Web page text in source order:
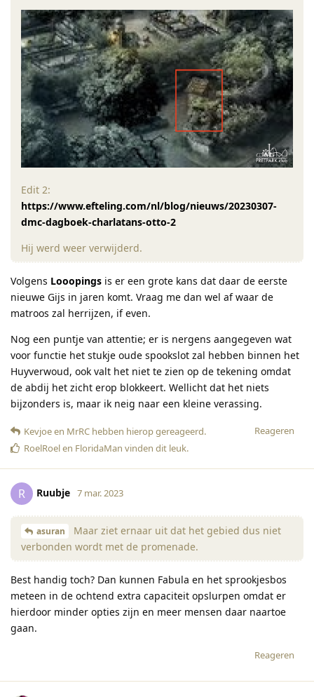
Edit 2:
https://www.efteling.com/nl/blog/nieuws/20230307-
dmc-dagboek-charlatans-otto-2
Hij werd weer verwijderd.
Volgens Looopings is er een grote kans dat daar de eerste
nieuwe Gijs in jaren komt. Vraag me dan wel af waar de
matroos zal herrijzen, if even.
Nog een puntje van attentie; er is nergens aangegeven wat
voor functie het stukje oude spookslot zal hebben binnen het
Huyverwoud, ook valt het niet te zien op de tekening omdat
de abdij het zicht erop blokkeert. Wellicht dat het niets
bijzonders is, maar ik neig naar een kleine verassing.
Reageren
Kevjoeen MrRC hebben hierop gereageerd.
RoelRoelen FloridaMan vinden dit leuk.
R Ruubje 7 mar. 2023
asuran
Maar ziet ernaar uit dat het gebied dus niet
verbonden wordt met de promenade.
Best handig toch? Dan kunnen Fabula en het sprookjesbos
meteen in de ochtend extra capaciteit opslurpen omdat er
hierdoor minder opties zijn en meer mensen daar naartoe
gaan.
Reageren